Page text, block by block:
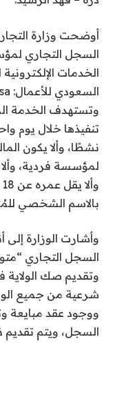
أوضحت وزارة
السجل التجاري
الخدمات
السعودي للأعمال: business.sa.
وتستهدف الخدمة
تنفيذها خلال يوم
نشطًا، وألا يكون
لمؤسسة فردية،
بالاسم الشخصي
وأشارت الوزارة
السجل التجاري
وتقديم صك
شرعية من جميع
ووجود عقد مبايعة
السجل، ويتم تقديم